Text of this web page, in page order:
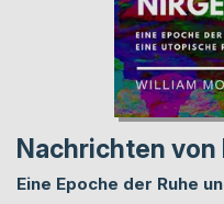
Nachrichten
Eine Epoche der Ruhe